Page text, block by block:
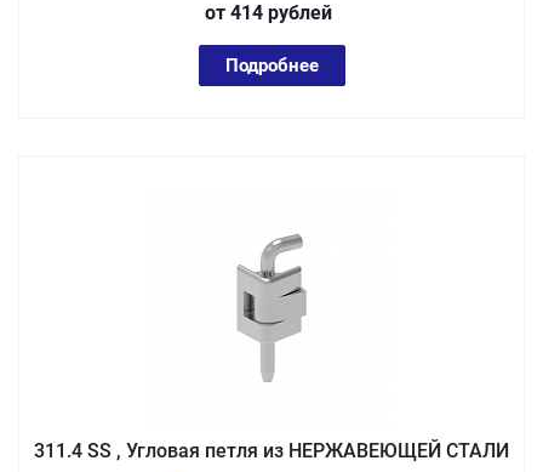
от 414 рублей
Подробнее
311.4 SS , Угловая петля из НЕРЖАВЕЮЩЕЙ СТАЛИ